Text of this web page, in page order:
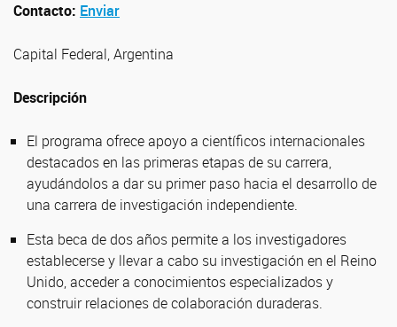
Contacto: Enviar
Capital Federal, Argentina
Descripción
El programa ofrece apoyo a científicos internacionales
destacados en las primeras etapas de su carrera,
ayudándolos a dar su primer paso hacia el desarrollo de
una carrera de investigación independiente.
Esta beca de dos años permite a los investigadores
establecerse y llevar a cabo su investigación en el Reino
Unido, acceder a conocimientos especializados y
construir relaciones de colaboración duraderas.